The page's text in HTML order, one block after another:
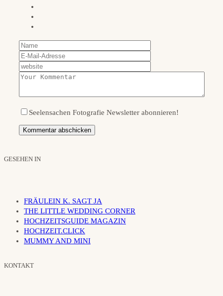
Seelensachen Fotografie Newsletter abonnieren!
GESEHEN IN
FRÄULEIN K. SAGT JA
THE LITTLE WEDDING CORNER
HOCHZEITSGUIDE MAGAZIN
HOCHZEIT.CLICK
MUMMY AND MINI
KONTAKT